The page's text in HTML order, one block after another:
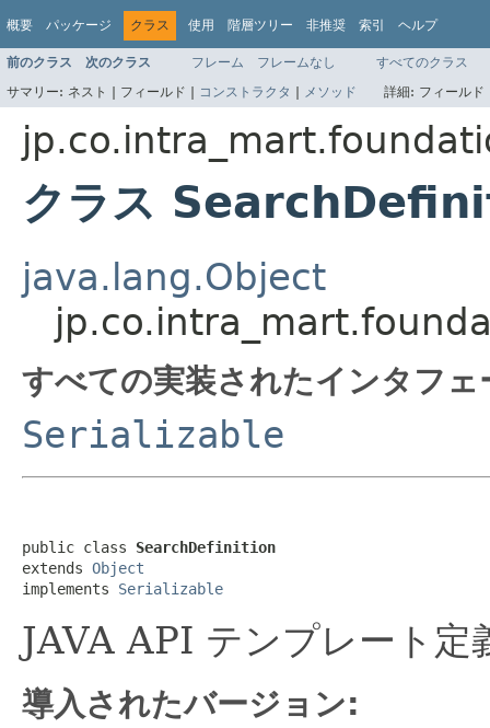
概要 パッケージ クラス 使用 階層ツリー 非推奨 索引 ヘルプ
前のクラス 次のクラス フレーム フレームなし
すべてのクラス
サマリー: ネスト | フィールド | コンストラクタ | メソッド 詳細: フィール
クラス
java.lang.Object
すべての実装されたインタフ
Serializable
public class SearchDefinition
extends Object
implements Serializable
JAVA API テンプレート定
導入されたバージョン: